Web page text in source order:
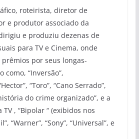
roteirista, diretor de
e produtor associado da
e produziu dezenas de
para TV e Cinema, onde
por seus longas-
como, “Inversão”,
“Toro”, “Cano Serrado”,
do crime organizado”, e a
, “Bipolar “ (exibidos nos
“Warner”, “Sony”, “Universal”, e